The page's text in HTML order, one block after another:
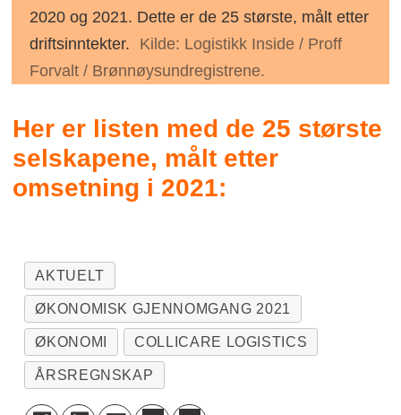
2020 og 2021. Dette er de 25 største, målt etter
driftsinntekter.
Kilde: Logistikk Inside / Proff
Forvalt / Brønnøysundregistrene.
Her er listen med de 25 største
selskapene, målt etter
omsetning i 2021:
AKTUELT
ØKONOMISK GJENNOMGANG 2021
ØKONOMI COLLICARE LOGISTICS
ÅRSREGNSKAP